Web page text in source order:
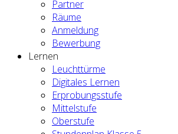
Partner
Räume
Anmeldung
Bewerbung
Lernen
Leuchttürme
Digitales Lernen
Erprobungsstufe
Mittelstufe
Oberstufe